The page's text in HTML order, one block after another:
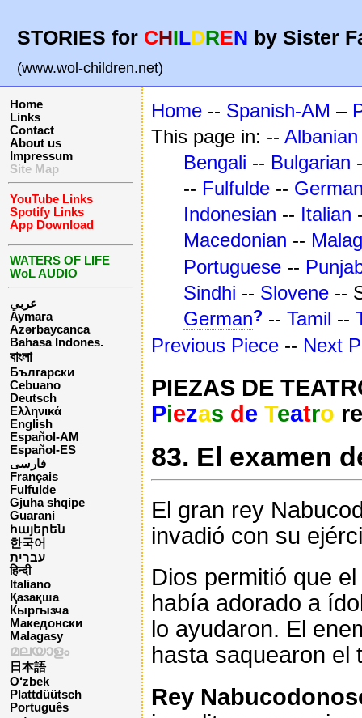
STORIES for CHILDREN by Sister
(www.wol-children.net)
Home
Links
Contact
About us
Impressum
Site Map
YouTube Links
Spotify Links
App Download
WATERS OF LIFE
WoL AUDIO
عربي
Aymara
Azərbaycanca
Bahasa Indones.
বাংলা
Български
Cebuano
Deutsch
Ελληνικά
English
Español-AM
Español-ES
فارسی
Français
Fulfulde
Gjuha shqipe
Guarani
հայերեն
한국어
עברית
हिन्दी
Italiano
Қазақша
Кыргызча
Македонски
Malagasy
മലയാളം
日本語
O‘zbek
Plattdüütsch
Português
Home -- Spanish-AM –
This page in: -- Albanian
Bengali -- Bulgarian
-- Fulfulde --
Indonesian -- Italian
Macedonian --
Portuguese --
Sindhi -- Slovene --
German? -- Tamil --
Previous Piece -- Next
PIEZAS DE
Piezas de Teatro
83. El examen
El gran rey
invadió con su
Dios permitió que
había adorado a
lo ayudaron. El
hasta saquearon el
Rey